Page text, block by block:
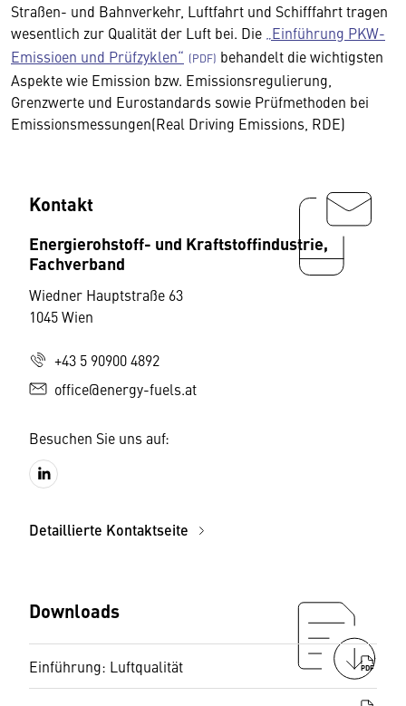
Straßen- und Bahnverkehr, Luftfahrt und Schifffahrt tragen
wesentlich zur Qualität der Luft bei. Die „Einführung PKW-
Emissioen und Prüfzyklen“
behandelt die wichtigsten
Aspekte wie Emission bzw. Emissionsregulierung,
Grenzwerte und Eurostandards sowie Prüfmethoden bei
Emissionsmessungen(Real Driving Emissions, RDE)
Kontakt
Energierohstoff- und Kraftstoffindustrie,
Fachverband
Wiedner Hauptstraße 63
1045 Wien
+43 5 90900 4892
office@energy-fuels.at
Besuchen Sie uns auf:
Detaillierte Kontaktseite
Downloads
Einführung: Luftqualität PDF